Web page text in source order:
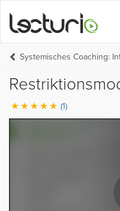
Systemisches Coaching:
(1)